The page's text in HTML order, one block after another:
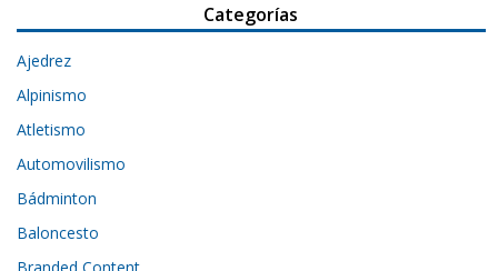
Categorías
Ajedrez
Alpinismo
Atletismo
Automovilismo
Bádminton
Baloncesto